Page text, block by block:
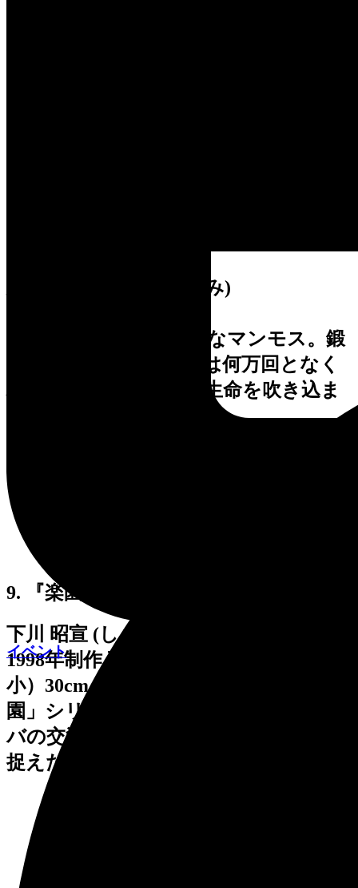
イベント
安藤 泉 (あんどう いずみ)
高さ3.5メートルの巨大なマンモス。鍛
金の技法によって銅板は何万回となく
ハンマーで鍛えられ、生命を吹き込ま
9. 『楽園』
下川 昭宣 (しもかわ あきのぶ)
1998年制作 高さ （大）60cm・（
小）30cm カバをモチーフにした「楽
園」シリーズのひとつです。親子のカ
バの交流の様子を、単純かつ特徴的に
捉えた微笑ましい作品です。